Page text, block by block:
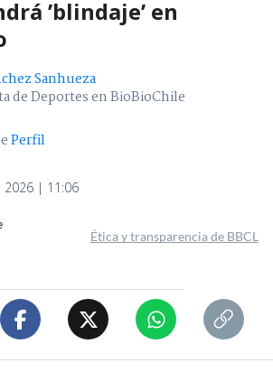
’blindaje’ en
Sanhueza
de Deportes en BioBioChile
Perfil
2026 | 11:06
Ética y transparencia de BBCL